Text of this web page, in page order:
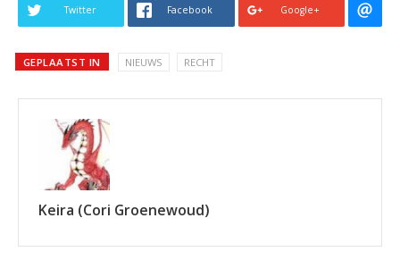
Twitter Facebook Google+
GEPLAATST IN NIEUWS RECHT
Keira (Cori Groenewoud)